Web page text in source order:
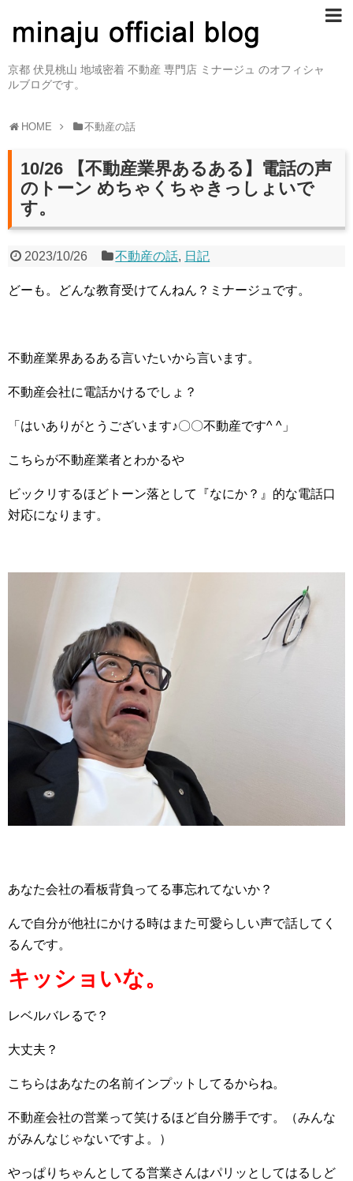
京都 伏見桃山 地域密着 不動産 専門店 ミナージュ のオフィシャ
ルブログです。
HOME 不動産の話
10/26 【不動産業界あるある】電話の声
のトーン めちゃくちゃきっしょいで
す。
2023/10/26 不動産の話, 日記
どーも。どんな教育受けてんねん？ミナージュです。
不動産業界あるある言いたいから言います。
不動産会社に電話かけるでしょ？
「はいありがとうございます♪〇〇不動産です^ ^」
こちらが不動産業者とわかるや
ビックリするほどトーン落として『なにか？』的な電話口
対応になります。
あなた会社の看板背負ってる事忘れてないか？
んで自分が他社にかける時はまた可愛らしい声で話してく
るんです。
キッショいな。
レベルバレるで？
大丈夫？
こちらはあなたの名前インプットしてるからね。
不動産会社の営業って笑けるほど自分勝手です。（みんな
がみんなじゃないですよ。）
やっぱりちゃんとしてる営業さんはパリッとしてはるしど